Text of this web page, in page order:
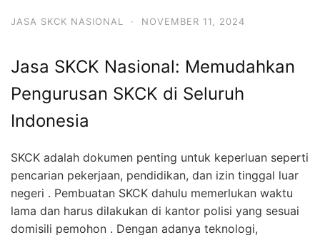
JASA SKCK NASIONAL · NOVEMBER 11, 2024
Jasa SKCK Nasional: Memudahkan
Pengurusan SKCK di Seluruh
Indonesia
SKCK adalah dokumen penting untuk keperluan seperti
pencarian pekerjaan, pendidikan, dan izin tinggal luar
negeri . Pembuatan SKCK dahulu memerlukan waktu
lama dan harus dilakukan di kantor polisi yang sesuai
domisili pemohon . Dengan adanya teknologi,